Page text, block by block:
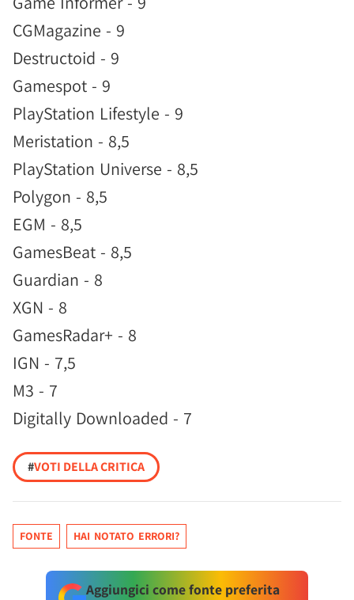
CGMagazine - 9
Destructoid - 9
Gamespot - 9
PlayStation Lifestyle - 9
Meristation - 8,5
PlayStation Universe - 8,5
Polygon - 8,5
EGM - 8,5
GamesBeat - 8,5
Guardian - 8
XGN - 8
GamesRadar+ - 8
IGN - 7,5
M3 - 7
Digitally Downloaded - 7
#VOTI DELLA CRITICA
FONTE HAI NOTATO ERRORI?
Aggiungici come fonte preferita